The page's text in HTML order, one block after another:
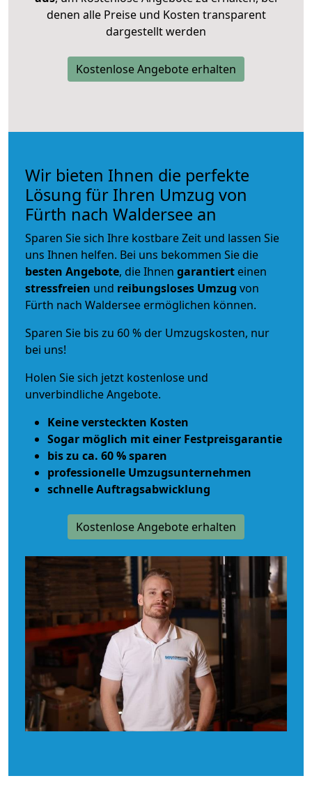
denen alle Preise und Kosten transparent
dargestellt werden
Kostenlose Angebote erhalten
Wir bieten Ihnen die perfekte
Lösung für Ihren Umzug von
Fürth nach Waldersee an
Sparen Sie sich Ihre kostbare Zeit und lassen Sie
uns Ihnen helfen. Bei uns bekommen Sie die
besten Angebote, die Ihnen garantiert einen
stressfreien und reibungsloses Umzug von
Fürth nach Waldersee ermöglichen können.
Sparen Sie bis zu 60 % der Umzugskosten, nur
bei uns!
Holen Sie sich jetzt kostenlose und
unverbindliche Angebote.
Keine versteckten Kosten
Sogar möglich mit einer Festpreisgarantie
bis zu ca. 60 % sparen
professionelle Umzugsunternehmen
schnelle Auftragsabwicklung
Kostenlose Angebote erhalten